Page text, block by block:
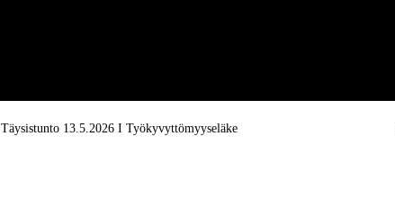
Täysistunto 13.5.2026 I Työkyvyttömyyseläke